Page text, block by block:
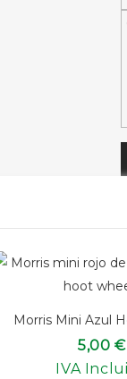
Morris Mini Azul
5,00 €
IVA